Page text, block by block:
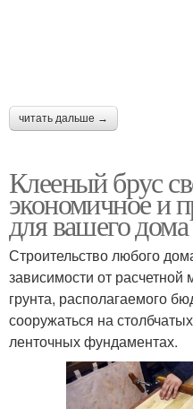
читать дальше →
Клееный брус
экономичное и
для вашего дома
Строительство любого
зависимости от
грунта, располагаемого
сооружаться на
ленточных фундаментах.